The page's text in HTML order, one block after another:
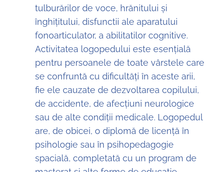
tulburărilor de voce, hrănitului și
înghițitului, disfunctii ale aparatului
fonoarticulator, a abilitatilor cognitive.
Activitatea logopedului este esențială
pentru persoanele de toate vârstele care
se confruntă cu dificultăți în aceste arii,
fie ele cauzate de dezvoltarea copilului,
de accidente, de afecțiuni neurologice
sau de alte condiții medicale. Logopedul
are, de obicei, o diplomă de licență în
psihologie sau în psihopedagogie
spacială, completată cu un program de